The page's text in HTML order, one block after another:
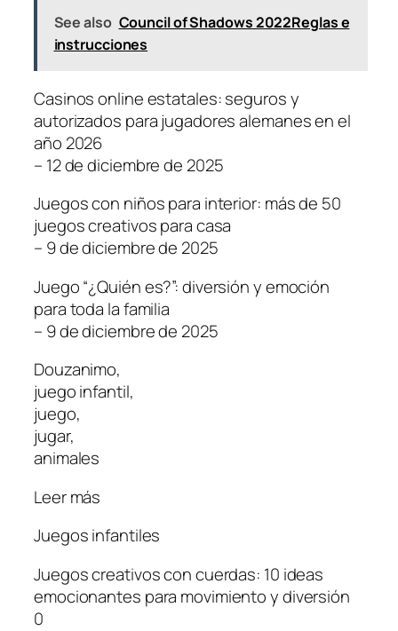
See also Council of Shadows 2022Reglas e
instrucciones
Casinos online estatales: seguros y
autorizados para jugadores alemanes en el
año 2026
– 12 de diciembre de 2025
Juegos con niños para interior: más de 50
juegos creativos para casa
– 9 de diciembre de 2025
Juego “¿Quién es?”: diversión y emoción
para toda la familia
– 9 de diciembre de 2025
Douzanimo,
juego infantil,
juego,
jugar,
animales
Leer más
Juegos infantiles
Juegos creativos con cuerdas: 10 ideas
emocionantes para movimiento y diversión
0